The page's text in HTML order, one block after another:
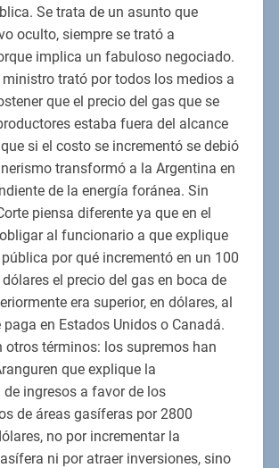
Se trata de un asunto que
oculto, siempre se trató a
implica un fabuloso negociado.
ministro trató por todos los medios a
que el precio del gas que se
estaba fuera del alcance
si el costo se incrementó se debió
transformó a la Argentina en
de la energía foránea. Sin
piensa diferente ya que en el
al funcionario a que explique
por qué incrementó en un 100
el precio del gas en boca de
era superior, en dólares, al
paga en Estados Unidos o Canadá.
otros términos: los supremos han
que explique la
ingresos a favor de los
de áreas gasíferas por 2800
no por incrementar la
ni por atraer inversiones, sino